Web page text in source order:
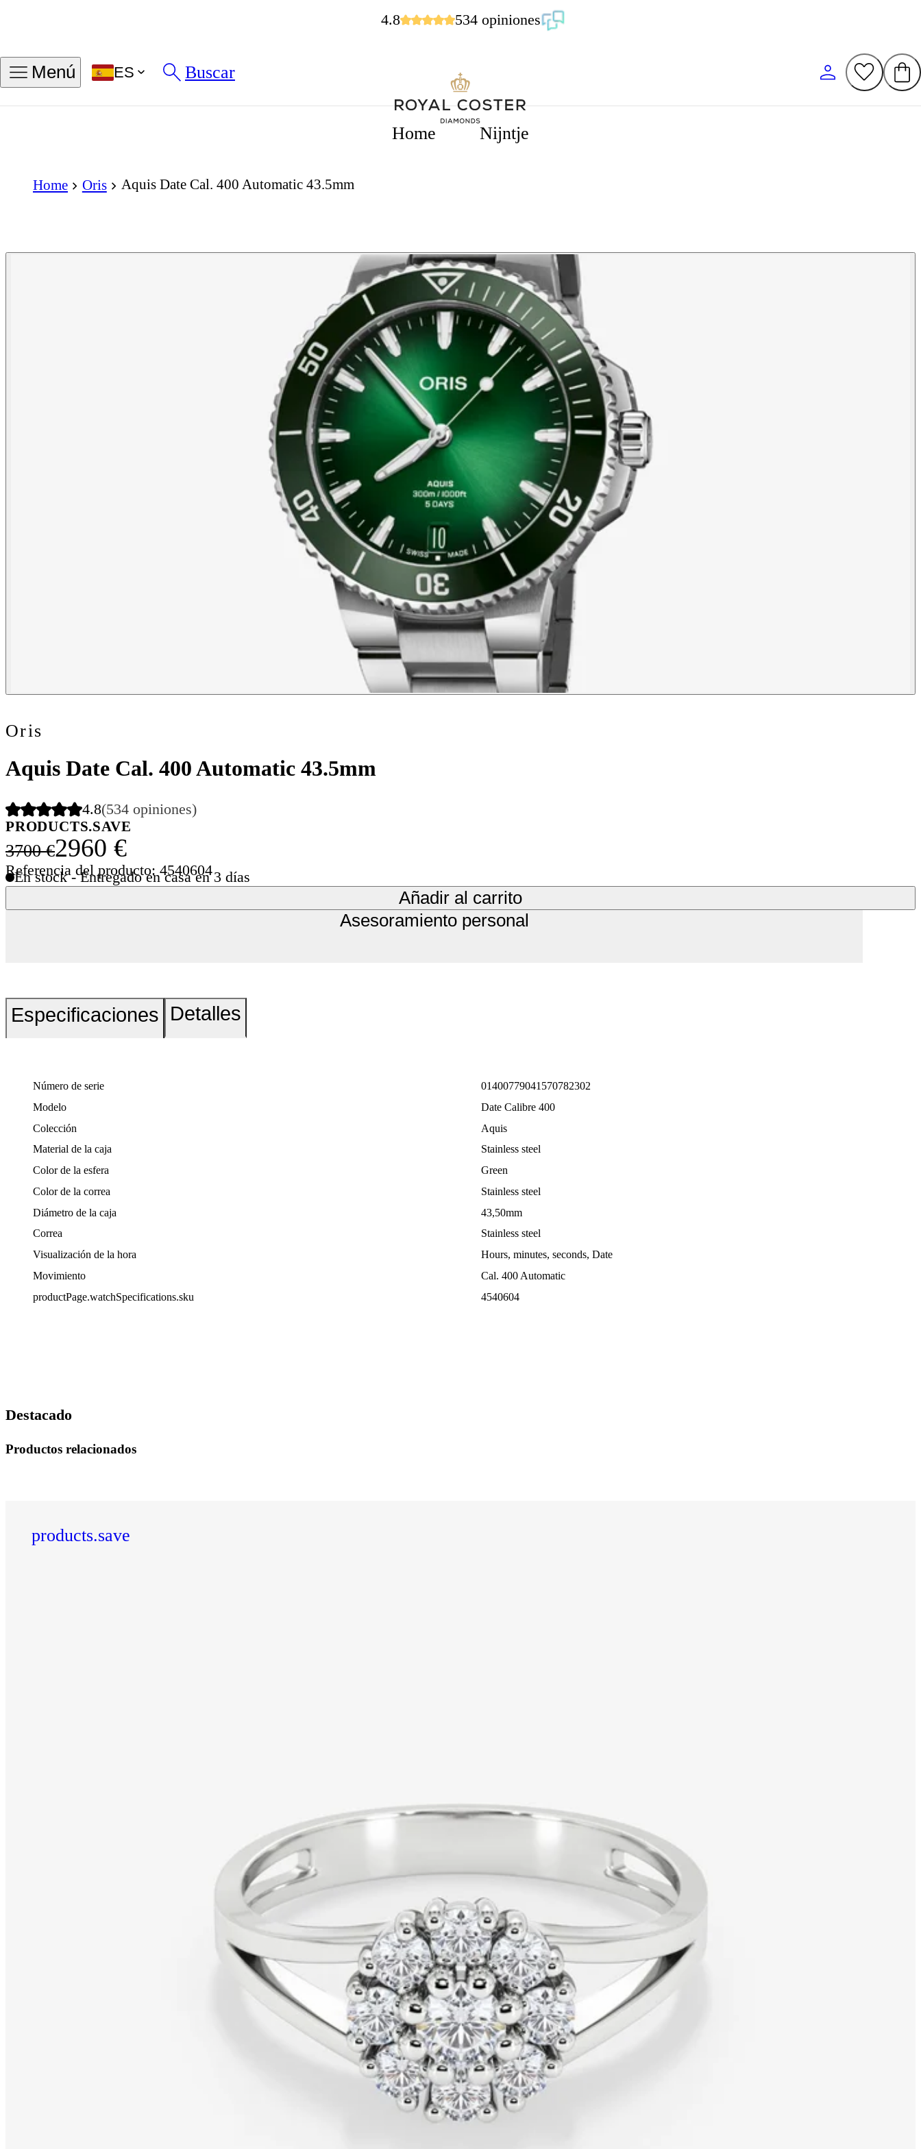
4.8 534 opiniones
Menú ES Buscar
Home Nijntje
Home Oris Aquis Date Cal. 400 Automatic 43.5mm
Oris
Aquis Date Cal. 400 Automatic 43.5mm
4.8(534 opiniones)
PRODUCTS.SAVE
3700 €2960 €
Referencia del producto: 4540604
En stock - Entregado en casa en 3 días
Añadir al carrito
Asesoramiento personal
Especificaciones Detalles
Número de serie
01400779041570782302
Modelo
Date Calibre 400
Colección
Aquis
Material de la caja
Stainless steel
Color de la esfera
Green
Color de la correa
Stainless steel
Diámetro de la caja
43,50mm
Correa
Stainless steel
Visualización de la hora
Hours, minutes, seconds, Date
Movimiento
Cal. 400 Automatic
productPage.watchSpecifications.sku
4540604
Destacado
Productos relacionados
products.save